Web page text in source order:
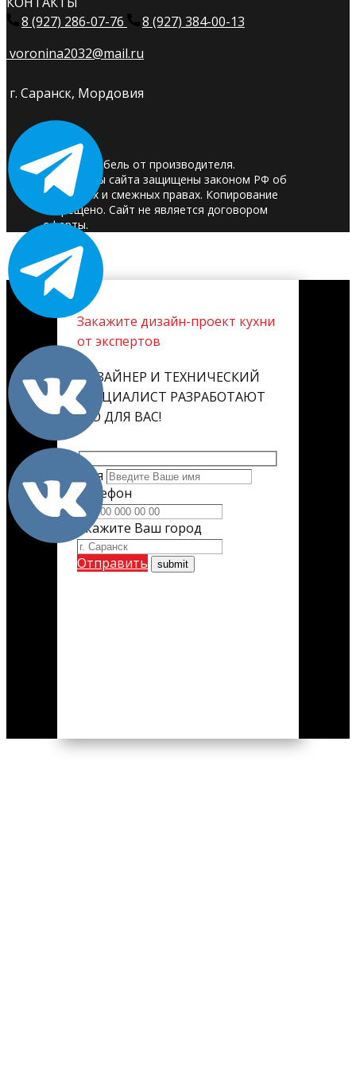
8 (927) 286-07-76
8 (927) 384-00-13
voronina2032@mail.ru
г. Саранск, Мордовия
© 2025. Мебель от производителя.
Материалы сайта защищены законом РФ об
авторских и смежных правах. Копирование
запрещено. Сайт не является договором
оферты.
Закажите дизайн-проект кухни
от экспертов
ДИЗАЙНЕР И ТЕХНИЧЕСКИЙ
СПЕЦИАЛИСТ РАЗРАБОТАЮТ
ЕГО ДЛЯ ВАС!
Имя
Телефон
Укажите Ваш город
Отправить